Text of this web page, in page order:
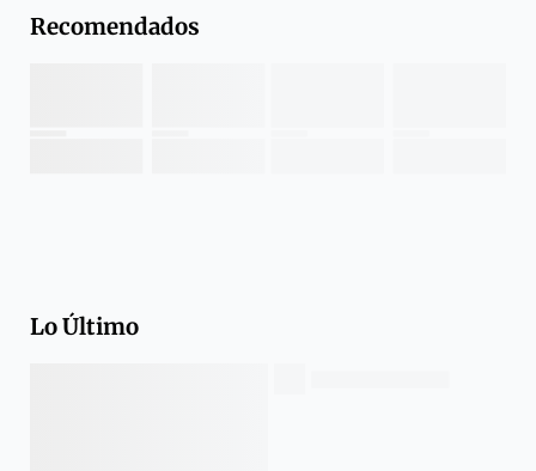
Recomendados
Lo Último